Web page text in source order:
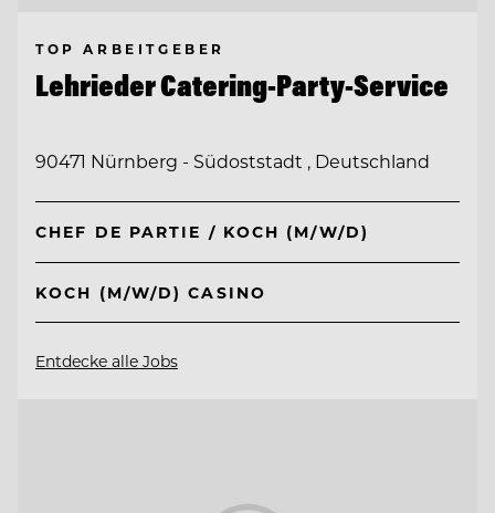
TOP ARBEITGEBER
Lehrieder Catering-Party-Service
90471 Nürnberg - Südoststadt , Deutschland
CHEF DE PARTIE / KOCH (M/W/D)
KOCH (M/W/D) CASINO
Entdecke alle Jobs